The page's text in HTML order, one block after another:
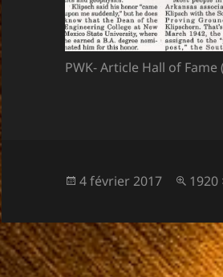
PWK- Article Hall of Fame
Publié
4 février 2017
Taille
1920